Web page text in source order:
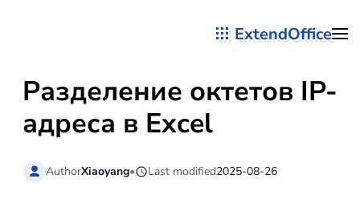
ExtendOffice
Разделение октетов IP-
адреса в Excel
AuthorXiaoyang• Last modified2025-08-26